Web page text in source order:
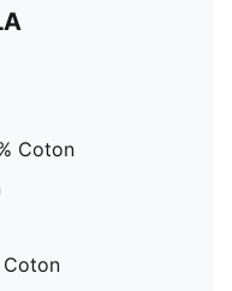
Coton
Coton